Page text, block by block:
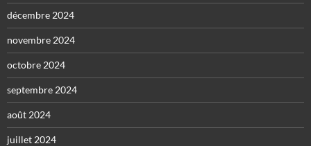
décembre 2024
novembre 2024
octobre 2024
septembre 2024
août 2024
juillet 2024